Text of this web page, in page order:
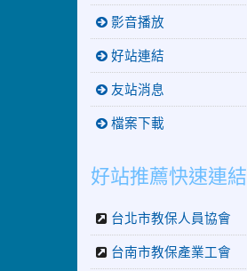
影音播放
好站連結
友站消息
檔案下載
好站推薦快速連結
台北市教保人員協會
台南市教保產業工會